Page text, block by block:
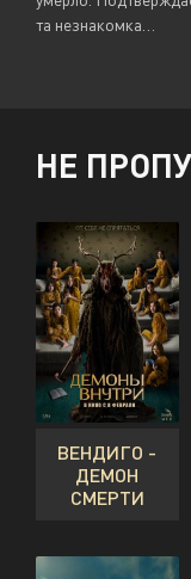
та незнакомка…
НЕ
ВЕНДИГО -
ДЕМОН
СМЕРТИ